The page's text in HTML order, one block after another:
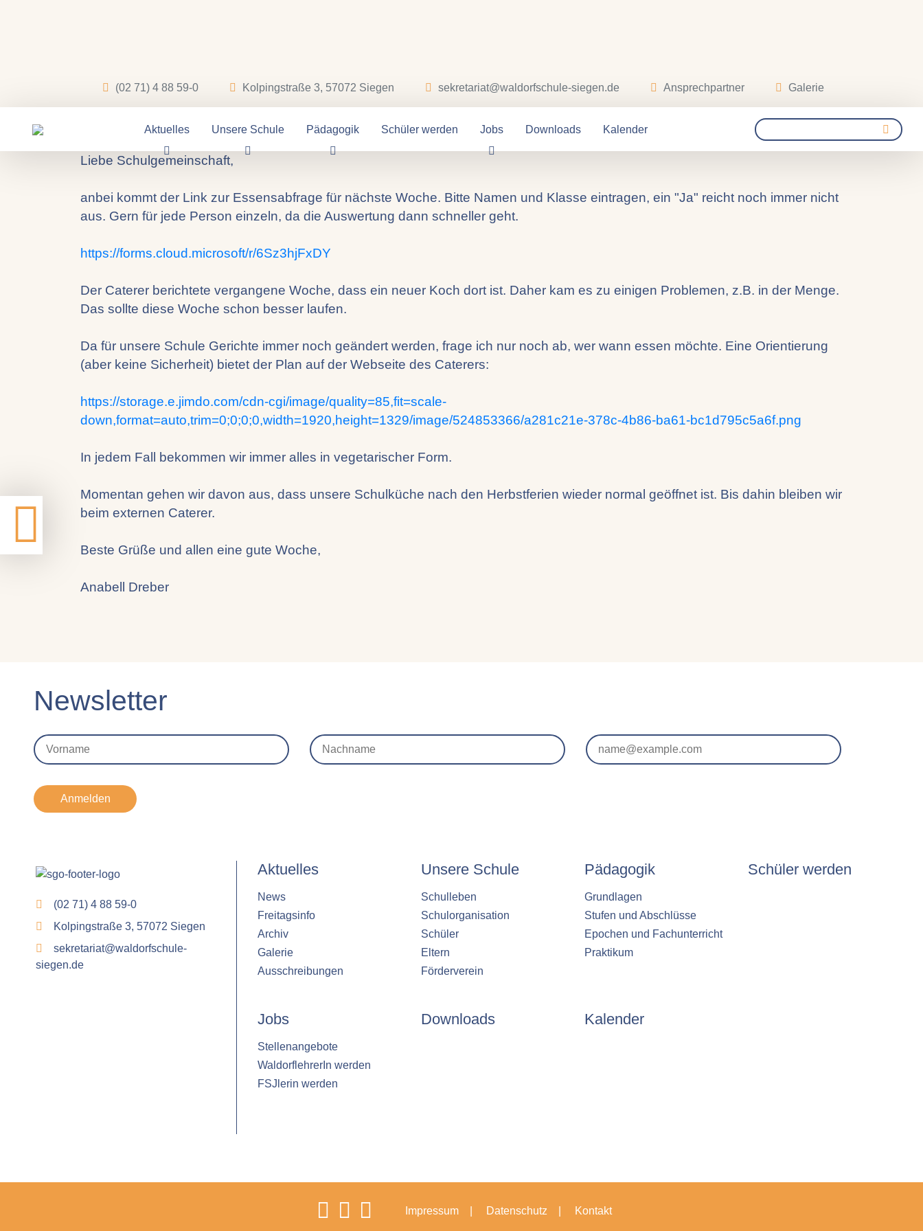
(02 71) 4 88 59-0 Kolpingstraße 3, 57072 Siegen sekretariat@waldorfschule-siegen.de Ansprechpartner Galerie
Aktuelles Unsere Schule Pädagogik Schüler werden Jobs Downloads Kalender
Zum Mittagessen 15.-19.09.2025
Liebe Schulgemeinschaft,
anbei kommt der Link zur Essensabfrage für nächste Woche. Bitte Namen und Klasse eintragen, ein "Ja" reicht noch immer nicht
aus. Gern für jede Person einzeln, da die Auswertung dann schneller geht.
https://forms.cloud.microsoft/r/6Sz3hjFxDY
Der Caterer berichtete vergangene Woche, dass ein neuer Koch dort ist. Daher kam es zu einigen Problemen, z.B. in der Menge.
Das sollte diese Woche schon besser laufen.
Da für unsere Schule Gerichte immer noch geändert werden, frage ich nur noch ab, wer wann essen möchte. Eine Orientierung
(aber keine Sicherheit) bietet der Plan auf der Webseite des Caterers:
https://storage.e.jimdo.com/cdn-cgi/image/quality=85,fit=scale-
down,format=auto,trim=0;0;0;0,width=1920,height=1329/image/524853366/a281c21e-378c-4b86-ba61-bc1d795c5a6f.png
In jedem Fall bekommen wir immer alles in vegetarischer Form.
Momentan gehen wir davon aus, dass unsere Schulküche nach den Herbstferien wieder normal geöffnet ist. Bis dahin bleiben wir
beim externen Caterer.
Beste Grüße und allen eine gute Woche,
Anabell Dreber
Newsletter
Anmelden
(02 71) 4 88 59-0
Kolpingstraße 3, 57072 Siegen
sekretariat@waldorfschule-
siegen.de
Aktuelles
News
Freitagsinfo
Archiv
Galerie
Ausschreibungen
Unsere Schule
Schulleben
Schulorganisation
Schüler
Eltern
Förderverein
Pädagogik
Grundlagen
Stufen und Abschlüsse
Epochen und Fachunterricht
Praktikum
Schüler werden
Jobs
Stellenangebote
WaldorflehrerIn werden
FSJlerin werden
Downloads Kalender
Impressum Datenschutz Kontakt